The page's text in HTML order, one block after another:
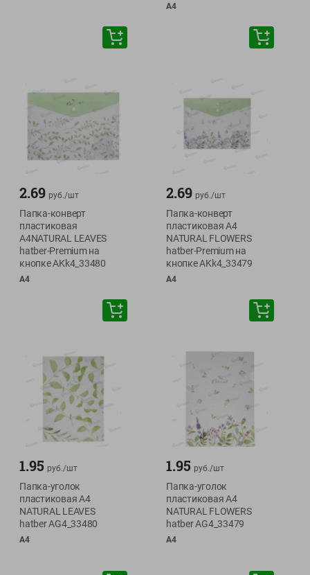
А4
2.69 руб./шт
Папка-конверт
пластиковая
А4NATURAL LEAVES
hatber-Premium на
кнопке AKk4_33480
А4
2.69 руб./шт
Папка-конверт
пластиковая А4
NATURAL FLOWERS
hatber-Premium на
кнопке AKk4_33479
А4
1.95 руб./шт
Папка-уголок
пластиковая А4
NATURAL LEAVES
hatber AG4_33480
А4
1.95 руб./шт
Папка-уголок
пластиковая А4
NATURAL FLOWERS
hatber AG4_33479
А4